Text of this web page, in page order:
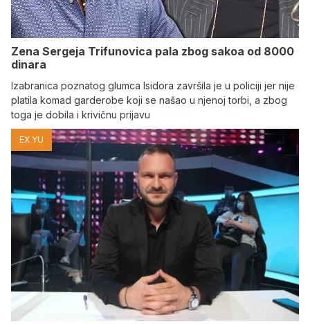
Zena Sergeja Trifunovica pala zbog sakoa od 8000
dinara
Izabranica poznatog glumca Isidora završila je u policiji jer nije
platila komad garderobe koji se našao u njenoj torbi, a zbog
toga je dobila i krivičnu prijavu
EX YU